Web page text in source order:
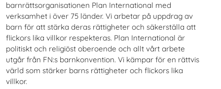
barnrättsorganisationen Plan International med
verksamhet i över 75 länder. Vi arbetar på uppdrag av
barn för att stärka deras rättigheter och säkerställa att
flickors lika villkor respekteras. Plan International är
politiskt och religiöst oberoende och allt vårt arbete
utgår från FN:s barnkonvention. Vi kämpar för en rättvis
värld som stärker barns rättigheter och flickors lika
villkor.